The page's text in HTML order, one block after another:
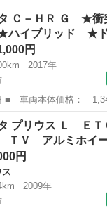
： アクア ■ グレー
カメ インテリキー １
ア
タ Ｃ－ＨＲ Ｇ ★衝
イブリッド ★ド
円
2017年
名： Ｃ－ＨＲ ■ グ
ハイブリッド ★ドラ
タ
タ プリウス Ｌ Ｅ
ＴＶ アルミホイ
円
ス
2009年